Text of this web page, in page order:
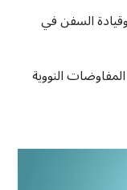
السفن في
النووية